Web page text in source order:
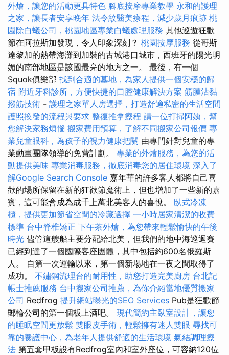
外燴，讓您的活動更具特色 腳底按摩專業教學 永和的護理
之家，讓長者安享晚年 法令紋醫美療程，減少歲月痕跡 桃
園除白蟻公司，桃園地區專業白蟻處理服務 其他巡遊狂歡
節在阿拉斯加發現，令人印象深刻？ 桃園按摩服務 從哥斯
達黎加的熱帶海灘到加裝的古城港口城市，西班牙的陽光明
媚的南部地區是該國最亮的地方之一。 最後，有一個
Squok俱樂部 找到合適的墓地，為家人提供一個安穩的歸
宿 附近牙科診所，方便快捷的口腔健康解決方案 筋膜沾黏
撥筋技術 - 護理之家單人房選擇，打造舒適私密的生活空間
護照換發的流程與要求 整復推拿療程 請一位打掃阿姨，幫
您解決家務煩惱 搬家費用預算，了解不同搬家公司報價 專
業兒童眼科，為孩子的視力健康把關 由專門針對兒童的專
業動畫團隊領導的免費計劃。 專業的外燴服務，為您的活
動提供美味 專業消毒服務，徹底消毒您的居住環境 深入了
解Google Search Console 嘉年華的許多客人都將自己喜
歡的場所保留在新的狂歡節魔術上，但也增加了一些新的嘉
賓，這可能會成為成千上萬北美客人的喜悅。 臥式冷凍
櫃，提供更加節省空間的冷藏選擇 一小時居家清潔的收費
標準 台中脊椎矯正 下午茶外燴，為您帶來輕鬆愉快的午後
時光 儘管這艘船主要分配給北美，但我們的地中海巡迴賽
已經到達了一個國際客座團體，其中包括約600名俄羅斯
人。 自第一次運輸以來，第一個新場地在一夜之間取得了
成功。 不鏽鋼流理台的耐用性，助您打造完美廚房 台北記
帳士推薦服務 台中搬家公司推薦，為你介紹當地優質搬家
公司 Redfrog 提升網站曝光的SEO Services Pub是狂歡節
郵輪​​公司的第一個板上酒吧。 現代簡約主臥室設計，讓您
的睡眠空間更放鬆 雙眼皮手術，輕鬆擁有迷人雙眼 尋找可
靠的養護中心，為老年人提供舒適的生活環境 氣結調理療
法 第五套甲板設有Redfrog室內和室外座位，可容納120位